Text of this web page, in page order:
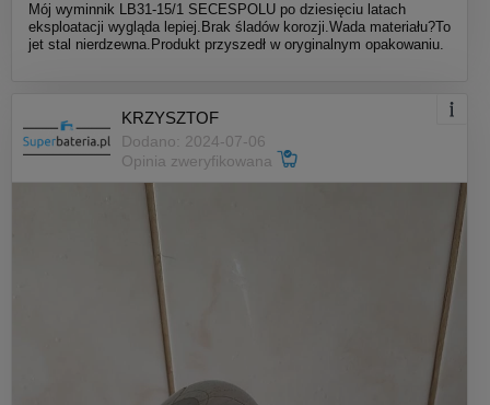
Mój wyminnik LB31-15/1 SECESPOLU po dziesięciu latach
eksploatacji wygląda lepiej.Brak śladów korozji.Wada materiału?To
jet stal nierdzewna.Produkt przyszedł w oryginalnym opakowaniu.
KRZYSZTOF
Dodano: 2024-07-06
Opinia zweryfikowana